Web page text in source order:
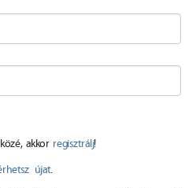
akkor regisztrálj!
újat.